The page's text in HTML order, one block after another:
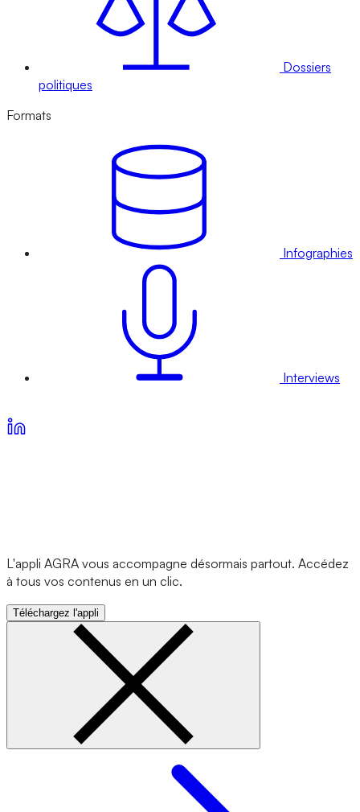
Dossiers
politiques
Formats
Infographies
Interviews
L'appli AGRA vous accompagne désormais partout. Accédez
à tous vos contenus en un clic.
Téléchargez l'appli